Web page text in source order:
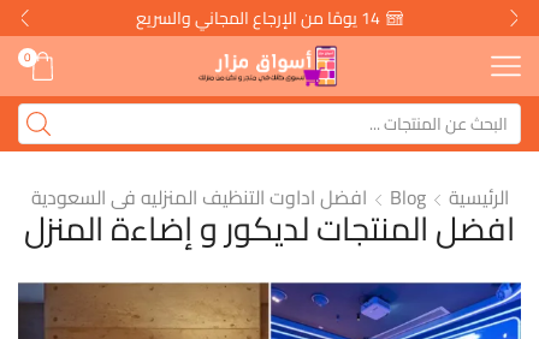
0
الرئيسية Blog افضل اداوت التنظيف المنزليه فى السعودية
افضل المنتجات لديكور و إضاءة المنزل